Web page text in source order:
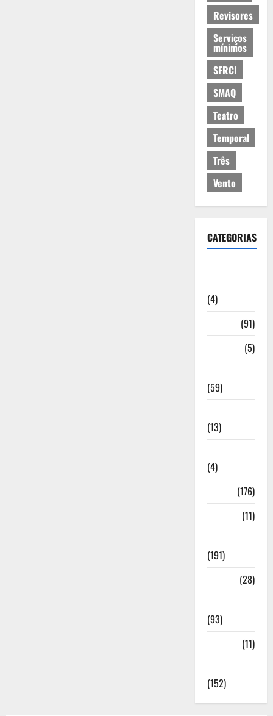
Revisores
Serviços
mínimos
SFRCI
SMAQ
Teatro
Temporal
Três
Vento
CATEGORIAS
(4)
(91)
(5)
(59)
(13)
(4)
(176)
(11)
(191)
(28)
(93)
(11)
(152)